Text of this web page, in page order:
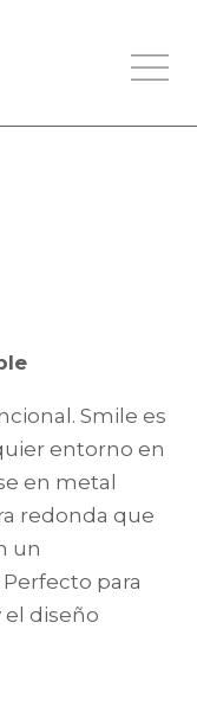
Smile es
entorno en
en metal
redonda que
un
para
el diseño